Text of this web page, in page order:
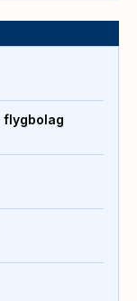
flygbolag